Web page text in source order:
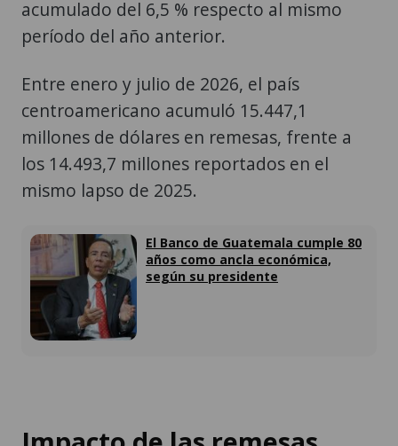
Entre enero y julio de 2026, el país
millones de dólares en remesas, frente a
los 14.493,7 millones reportados en el
mismo lapso de 2025.
El Banco de Guatemala cumple 80
De acuerdo con cifras oficiales, más de tres